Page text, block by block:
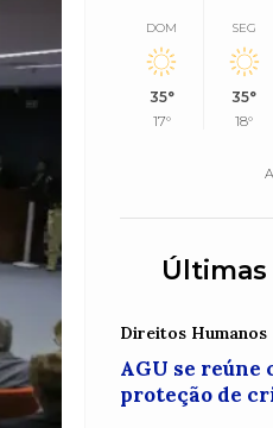
DOM
35°
17°
SEG
35°
18°
Direitos Humanos
AGU se reúne
proteção de